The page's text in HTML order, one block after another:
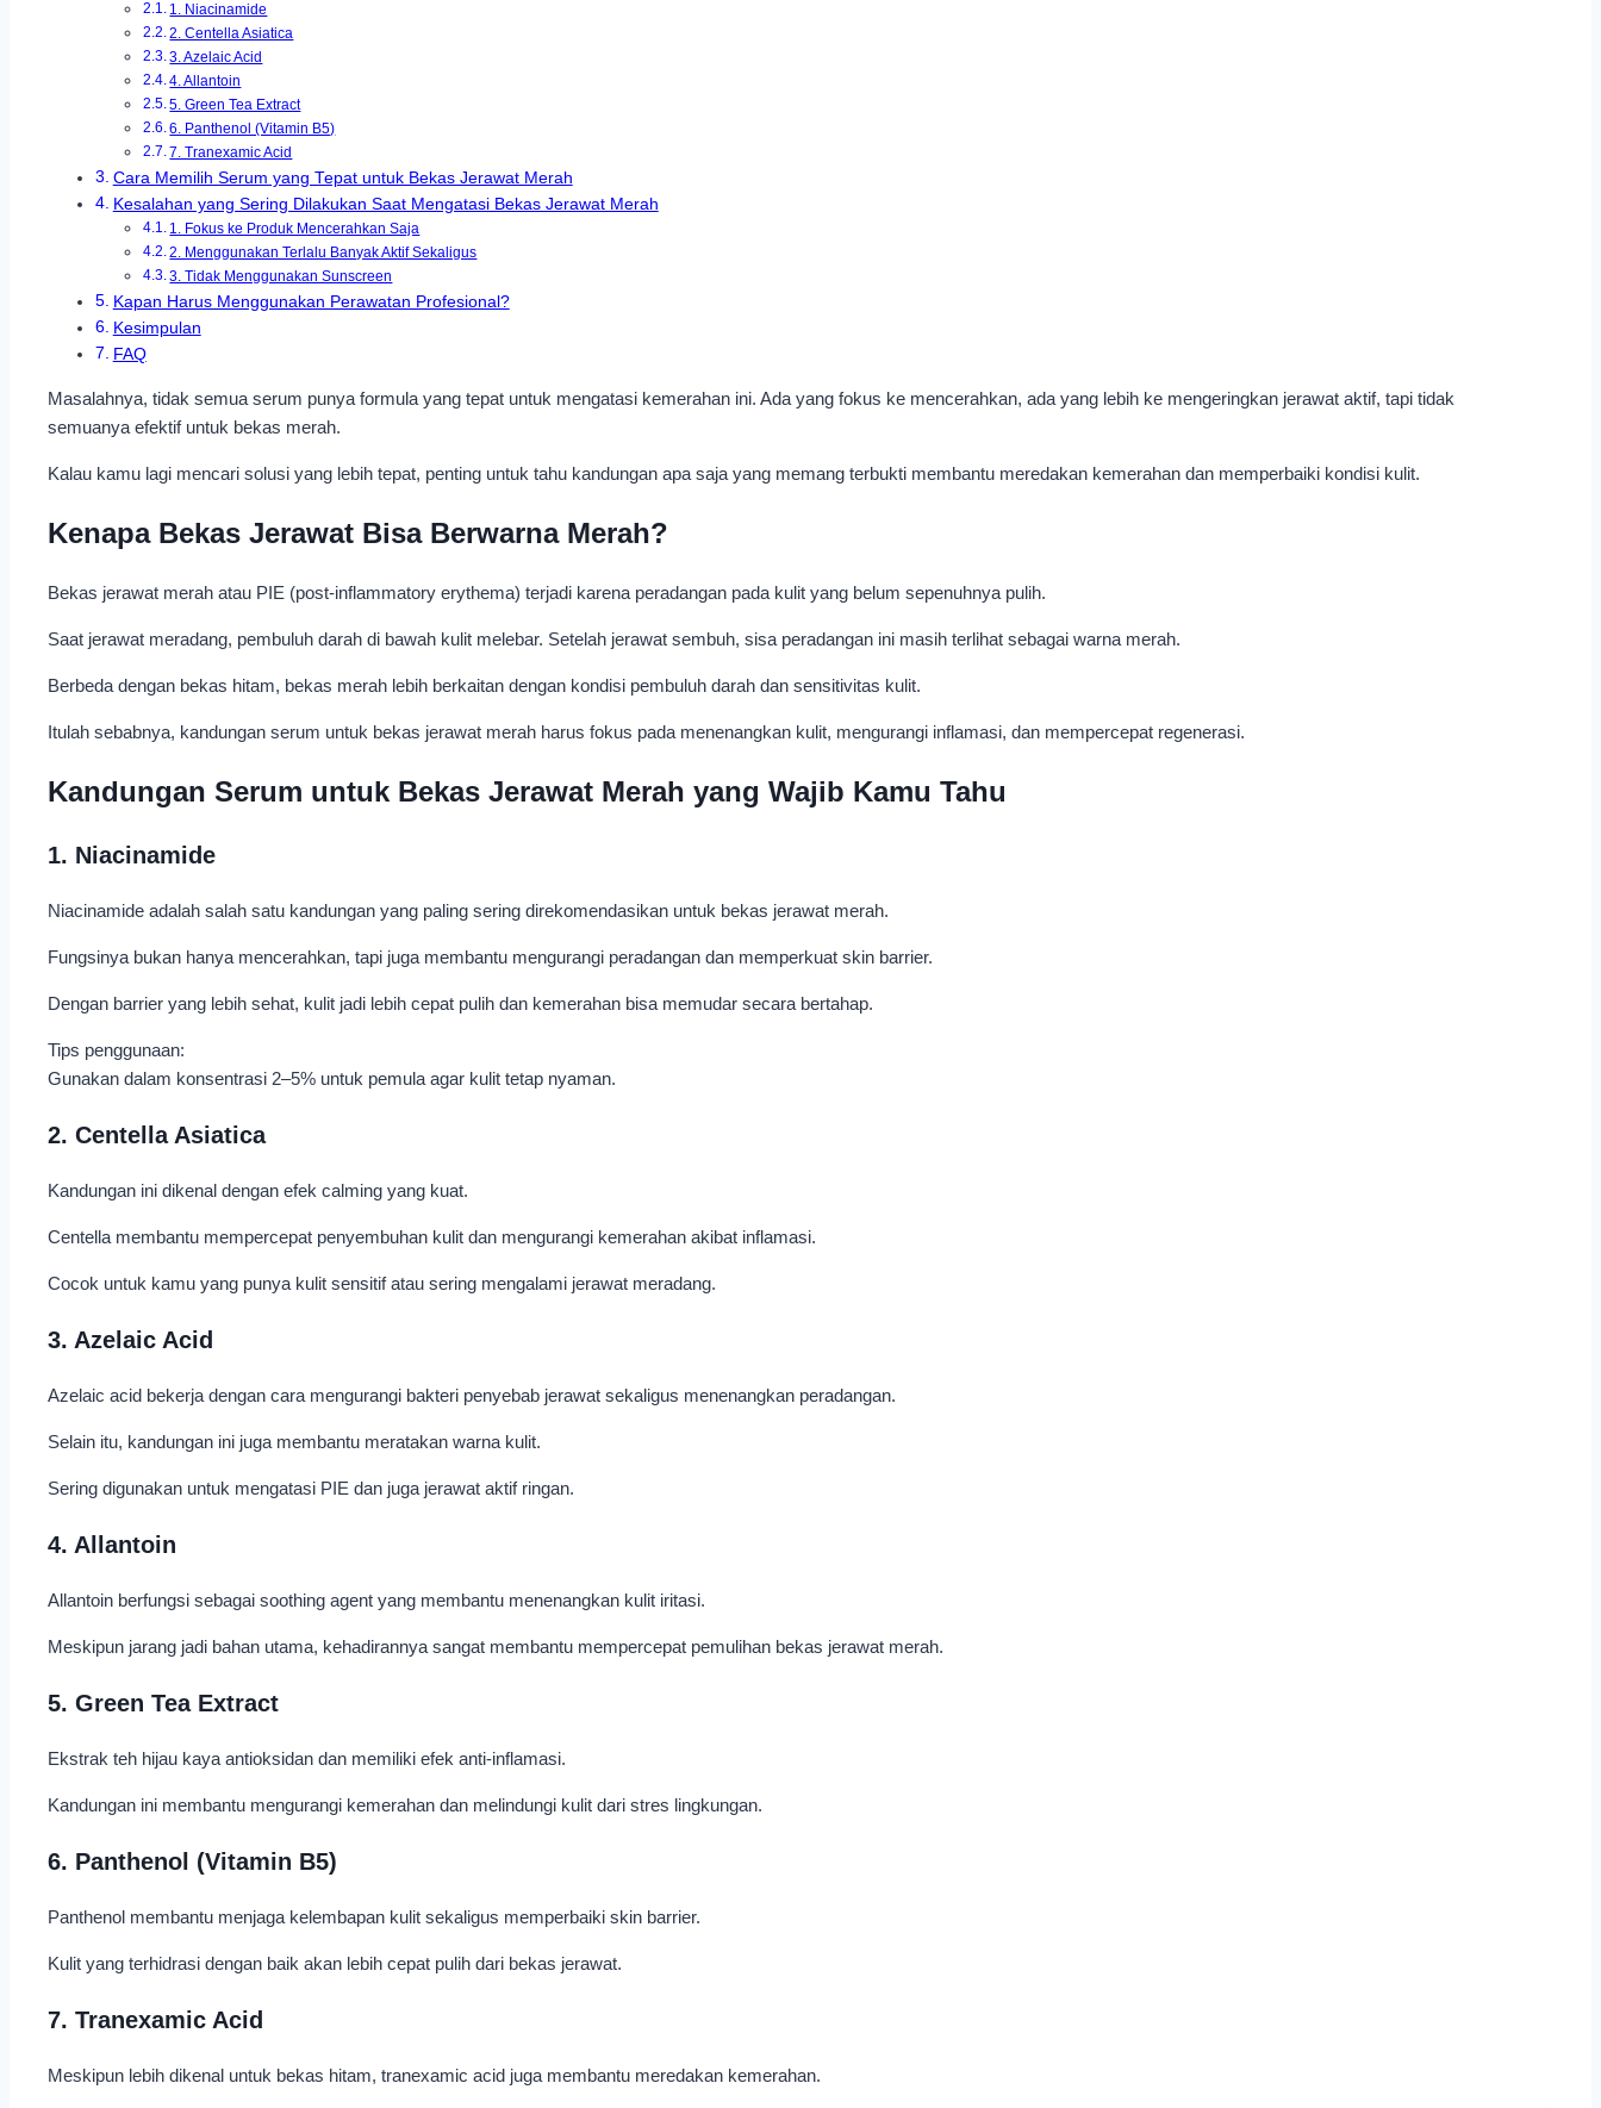
1. Niacinamide
2. Centella Asiatica
3. Azelaic Acid
4. Allantoin
5. Green Tea Extract
6. Panthenol (Vitamin B5)
7. Tranexamic Acid
Cara Memilih Serum yang Tepat untuk Bekas Jerawat Merah
Kesalahan yang Sering Dilakukan Saat Mengatasi Bekas Jerawat Merah
1. Fokus ke Produk Mencerahkan Saja
2. Menggunakan Terlalu Banyak Aktif Sekaligus
3. Tidak Menggunakan Sunscreen
Kapan Harus Menggunakan Perawatan Profesional?
Kesimpulan
FAQ
Masalahnya, tidak semua serum punya formula yang tepat untuk mengatasi kemerahan ini. Ada yang fokus ke mencerahkan, ada yang lebih ke mengeringkan jerawat aktif, tapi tidak
semuanya efektif untuk bekas merah.
Kalau kamu lagi mencari solusi yang lebih tepat, penting untuk tahu kandungan apa saja yang memang terbukti membantu meredakan kemerahan dan memperbaiki kondisi kulit.
Kenapa Bekas Jerawat Bisa Berwarna Merah?
Bekas jerawat merah atau PIE (post-inflammatory erythema) terjadi karena peradangan pada kulit yang belum sepenuhnya pulih.
Saat jerawat meradang, pembuluh darah di bawah kulit melebar. Setelah jerawat sembuh, sisa peradangan ini masih terlihat sebagai warna merah.
Berbeda dengan bekas hitam, bekas merah lebih berkaitan dengan kondisi pembuluh darah dan sensitivitas kulit.
Itulah sebabnya, kandungan serum untuk bekas jerawat merah harus fokus pada menenangkan kulit, mengurangi inflamasi, dan mempercepat regenerasi.
Kandungan Serum untuk Bekas Jerawat Merah yang Wajib Kamu Tahu
1. Niacinamide
Niacinamide adalah salah satu kandungan yang paling sering direkomendasikan untuk bekas jerawat merah.
Fungsinya bukan hanya mencerahkan, tapi juga membantu mengurangi peradangan dan memperkuat skin barrier.
Dengan barrier yang lebih sehat, kulit jadi lebih cepat pulih dan kemerahan bisa memudar secara bertahap.
Tips penggunaan:
Gunakan dalam konsentrasi 2–5% untuk pemula agar kulit tetap nyaman.
2. Centella Asiatica
Kandungan ini dikenal dengan efek calming yang kuat.
Centella membantu mempercepat penyembuhan kulit dan mengurangi kemerahan akibat inflamasi.
Cocok untuk kamu yang punya kulit sensitif atau sering mengalami jerawat meradang.
3. Azelaic Acid
Azelaic acid bekerja dengan cara mengurangi bakteri penyebab jerawat sekaligus menenangkan peradangan.
Selain itu, kandungan ini juga membantu meratakan warna kulit.
Sering digunakan untuk mengatasi PIE dan juga jerawat aktif ringan.
4. Allantoin
Allantoin berfungsi sebagai soothing agent yang membantu menenangkan kulit iritasi.
Meskipun jarang jadi bahan utama, kehadirannya sangat membantu mempercepat pemulihan bekas jerawat merah.
5. Green Tea Extract
Ekstrak teh hijau kaya antioksidan dan memiliki efek anti-inflamasi.
Kandungan ini membantu mengurangi kemerahan dan melindungi kulit dari stres lingkungan.
6. Panthenol (Vitamin B5)
Panthenol membantu menjaga kelembapan kulit sekaligus memperbaiki skin barrier.
Kulit yang terhidrasi dengan baik akan lebih cepat pulih dari bekas jerawat.
7. Tranexamic Acid
Meskipun lebih dikenal untuk bekas hitam, tranexamic acid juga membantu meredakan kemerahan.